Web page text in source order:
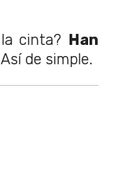
cinta? Han
de simple.